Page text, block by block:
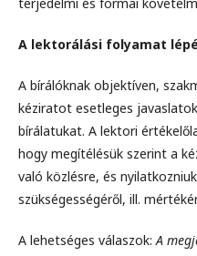
A lektorálási folyamat
A bírálóknak objektíven,
kéziratot esetleges
bírálatukat. A lektori
hogy megítélésük szerint a
való közlésre, és
szükségességéről, ill.
A lehetséges válaszok:A